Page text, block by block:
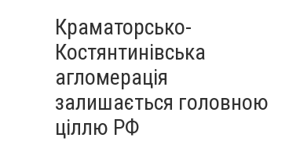
Краматорсько-
Костянтинівська
агломерація
залишається головною
ціллю РФ